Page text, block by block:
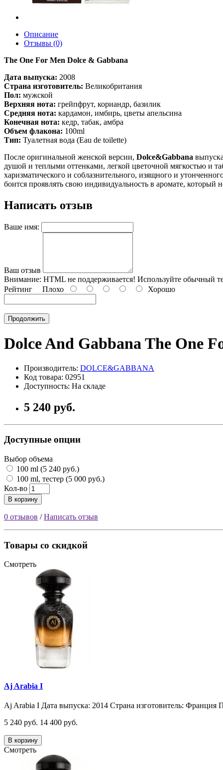
Описание
Отзывы (0)
The One For Men Dolce & Gabbana
Дата выпуска: 2008
Страна изготовитель: Великобритания
Пол: мужской
Верхняя нота: грейпфрут, кориандр, базилик
Средняя нота: кардамон, имбирь, цветы апельсина
Конечная нота: кедр, табак, амбра
Объем флакона: 100ml
Тип: Туалетная вода (Eau de toilette)
После оригинальной женской версии, Dolce&Gabbana
душой и теплыми оттенками, легкой цветочной мягкостью и
харизматического и соблазнительного, изящного и
боится проявлять свою индивидуальность в аромате, который
Написать отзыв
Ваше имя:
Ваш отзыв
Внимание: HTML не поддерживается! Используйте обычный
Рейтинг Плохо Хорошо
Продолжить
Dolce And Gabbana The One
Производитель: DOLCE&GABBANA
Код товара: 02951
Доступность: На складе
5 240 руб.
Доступные опции
Выбор объема
100 ml (5 240 руб.)
100 ml, тестер (5 000 руб.)
Кол-во
В корзину
0 отзывов /Написать отзыв
Товары со скидкой
Смотреть
Aj Arabia I
Aj Arabia I Дата выпуска: 2014 Страна изготовитель: Франция
5 240 руб. 14 400 руб.
В корзину
Смотреть